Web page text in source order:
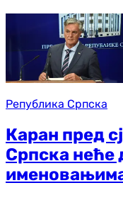
Република Српска
Каран пред
Српска неће